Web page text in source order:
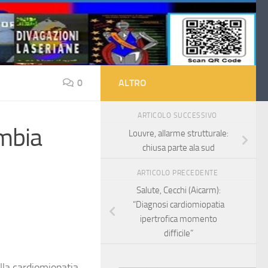
0 ALTRO
ARTICOLO SUCCESSIVO
Louvre, allarme strutturale:
chiusa parte ala sud
ARTICOLO PRECEDENTE
Salute, Cecchi (Aicarm):
“Diagnosi cardiomiopatia
ipertrofica momento
difficile”